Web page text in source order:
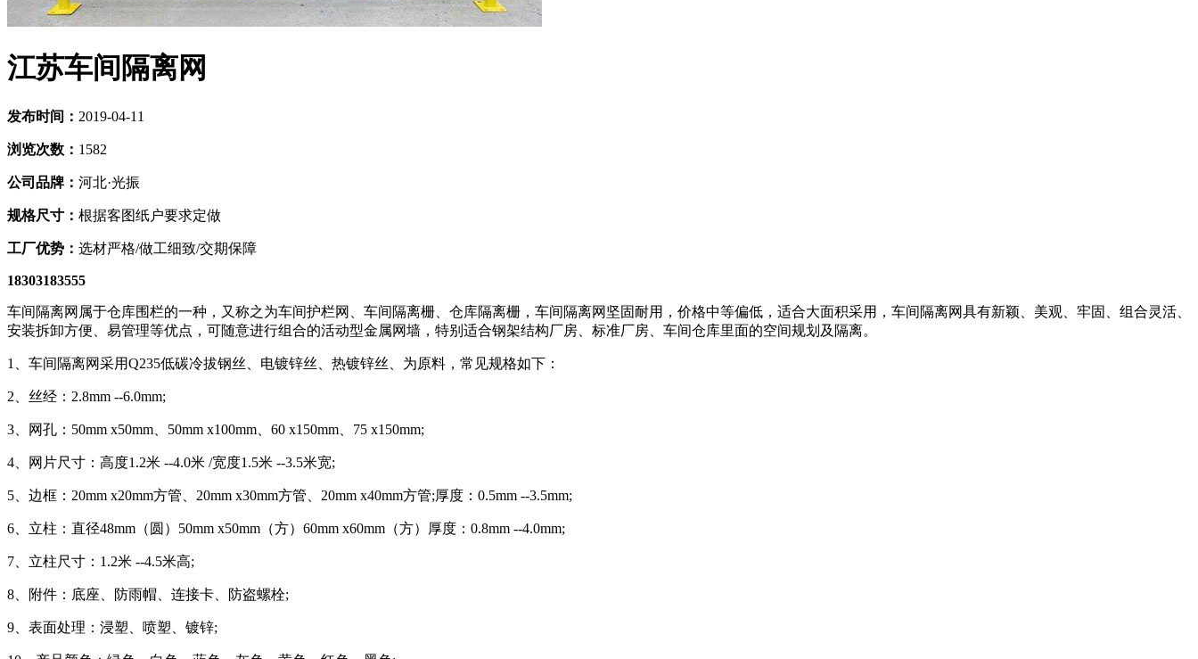
江苏车间隔离网
发布时间： 2019-04-11
浏览次数： 1582
公司品牌： 河北·光振
规格尺寸： 根据客图纸户要求定做
工厂优势： 选材严格/做工细致/交期保障
18303183555
车间隔离网属于仓库围栏的一种，又称之为车间护栏网、车间隔离栅、仓库隔离栅，车间隔离网坚固耐用，价格中等偏低，适合大面积采用，车间隔离网具有新颖、美观、牢固、组合灵活、
安装拆卸方便、易管理等优点，可随意进行组合的活动型金属网墙，特别适合钢架结构厂房、标准厂房、车间仓库里面的空间规划及隔离。
1、车间隔离网采用Q235低碳冷拔钢丝、电镀锌丝、热镀锌丝、为原料，常见规格如下：
2、丝经：2.8mm --6.0mm;
3、网孔：50mm x50mm、50mm x100mm、60 x150mm、75 x150mm;
4、网片尺寸：高度1.2米 --4.0米 /宽度1.5米 --3.5米宽;
5、边框：20mm x20mm方管、20mm x30mm方管、20mm x40mm方管;厚度：0.5mm --3.5mm;
6、立柱：直径48mm（圆）50mm x50mm（方）60mm x60mm（方）厚度：0.8mm --4.0mm;
7、立柱尺寸：1.2米 --4.5米高;
8、附件：底座、防雨帽、连接卡、防盗螺栓;
9、表面处理：浸塑、喷塑、镀锌;